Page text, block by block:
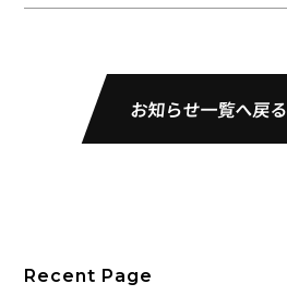
お知らせ一覧へ戻る
Recent Page